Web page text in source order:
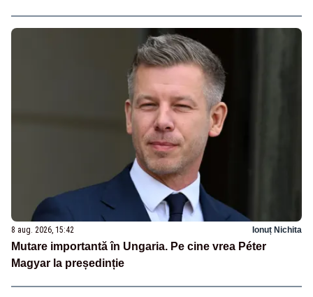
8 aug. 2026, 15:42 Ionuț Nichita
Mutare importantă în Ungaria. Pe cine vrea Péter
Magyar la președinție